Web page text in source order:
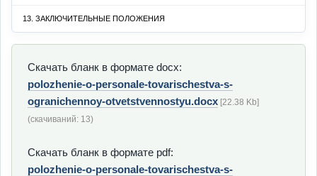
13. ЗАКЛЮЧИТЕЛЬНЫЕ ПОЛОЖЕНИЯ
Скачать бланк в формате docx:
polozhenie-o-personale-tovarischestva-s-
ogranichennoy-otvetstvennostyu.docx [22.38 Kb]
(cкачиваний: 13)
Скачать бланк в формате pdf:
polozhenie-o-personale-tovarischestva-s-